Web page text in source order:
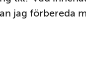
jag förbereda